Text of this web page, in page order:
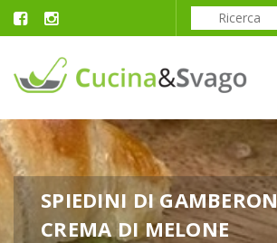
SPIEDINI DI
CREMA DI MELONE